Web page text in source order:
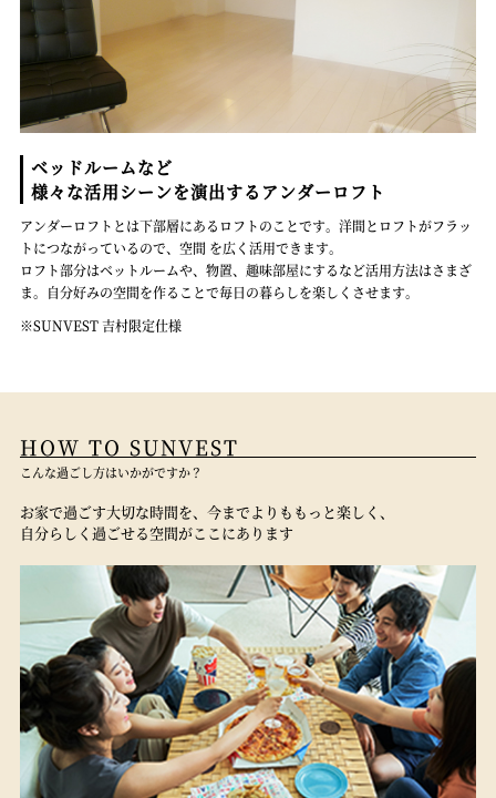
ベッドルームなど
様々な活用シーンを演出する アンダーロフト
アンダーロフトとは下部層にあるロフトのことです。洋間とロフトがフラッ
トにつながっているので、空間 を広く活用できます。
ロフト部分はベットルームや、物置、趣味部屋にするなど活用方法はさまざ
ま。自分好みの空間を作ることで毎日の暮らしを楽しくさせます。
※SUNVEST 吉村限定仕様
HOW TO SUNVEST
こんな過ごし方はいかがですか？
お家で過ごす大切な時間を、今までよりももっと楽しく、
自分らしく過ごせる空間がここにあります